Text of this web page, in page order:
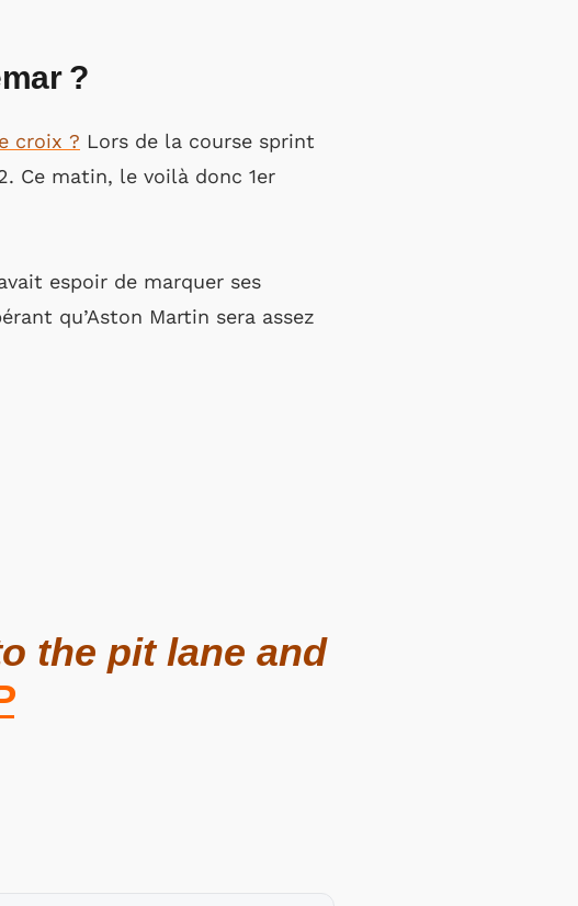
?
croix ? Lors de la course sprint
Ce matin, le voilà donc 1er
espoir de marquer ses
qu’Aston Martin sera assez
the pit lane and